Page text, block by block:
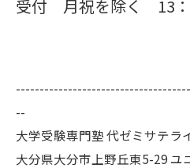
受付 月祝を除く 13：
--
大学受験専門塾 代ゼミサテラ
大分県大分市上野丘東5-29 ユ